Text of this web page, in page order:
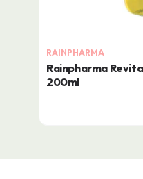
RAINPHARMA
Rainpharma
200ml